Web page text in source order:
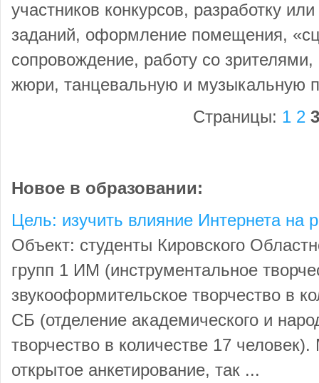
участников конкурсов, разработку
заданий, оформление помещения,
сопровождение, работу со
жюри, танцевальную и музыкальную
Страницы: 1 2 3
Новое в образовании:
Цель: изучить влияние Интернета на
Объект: студенты Кировского
групп 1 ИМ (инструментальное
звукооформительское творчество в
СБ (отделение академического и
творчество в количестве 17
открытое анкетирование, так ...